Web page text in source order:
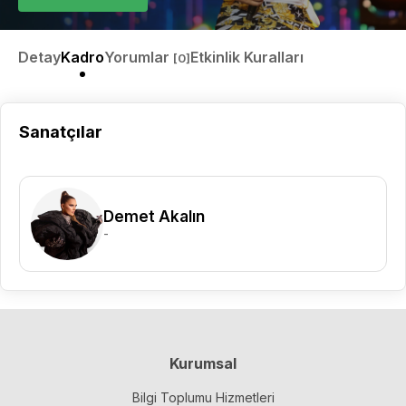
DetayKadroYorumlar [0]Etkinlik Kuralları
Sanatçılar
Demet Akalın
-
Kurumsal
Bilgi Toplumu Hizmetleri